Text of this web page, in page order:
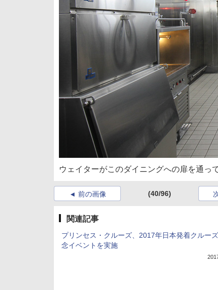
ウェイターがこのダイニングへの扉を通っ
前の画像 (40/96)
関連記事
プリンセス・クルーズ、2017年日本発着クルー
念イベントを実施